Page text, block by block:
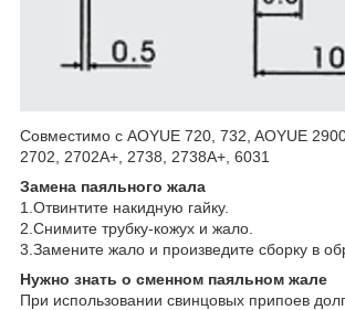
Совместимо с AOYUE 720, 732, AOYUE
2702, 2702A+, 2738, 2738A+, 6031
Замена паяльного жала
1.Отвинтите накидную гайку.
2.Снимите трубку-кожух и жало.
3.Замените жало и произведите сборку в
Нужно знать о сменном паяльном жале
При использовании свинцовых припоев